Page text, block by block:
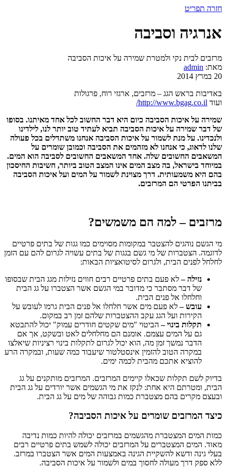
חזרה תפריט
אנרגיה וסביבה
מרזבים לבית נקי ולמטרת שמירה על איכות הסביבה
מאת: admin
20 במרץ 2014
באדיבות בראש הגג – מרזבים, ארגזי רוח, פרגולות
ועוד http://www.bgag.co.il/
שמירה על איכות הסביבה כיום היא דבר החשוב לכל אחד מאיתנו. בסופו
של דבר שמירה על איכות הסביבה תביא לעתיד טוב יותר לנו, לילדינו
ולנכדינו. על מנת לשמור על איכות הסביבה אנחנו משתדלים בכל פעולה
שלנו לדאוג, כי אנחנו לא מזהמים את הסביבה וכמובן שומרים על
המשאבים החשובים שלה. אחד המשאבים החשובים לסביבה הוא המים.
במיוחד בישראל, בה מצב המים אינו המצב הטוב ביותר, חשיבות החיסכון
בהם היא משמעותית. דרך מצוינת לשמור על המים ועל איכות הסביבה
בביתנו הפרטי הם המרזבים.
מרזבים – למה הם משמשים?
מי הגשם נוהגים להצטבר במקומות מסוימים כמו גגות של בתים פרטיים
לדוגמה. הצטברות של מי גשם בגגות של בתים עשויה לגרום להם עם הזמן
לחלחל לפנים הבית, ולגרום לסיטואציות הבאות:
נזילה –לא פעם בתים פרטיים רבים חווים נזילות מגג הבית שבסופו
של דבר מסתבר כי מדובר במי הגשם אשר הצטברו על גג הבית
וחלחלו אל פנים הבית.
עובש –לא פעם מים אשר חלחלו אל פנים הבית גרמו לעובש על
הקירות ועל הגג עקב ההצטברות שלהם זמן רב במקום.
תקלות בינוי –הביטוי "מים שקטים חודרים עמוק" יכול להתבטא
גם על המים עצמם. אומנם הם מחלחלים לאט ובשקט, אך אם
הדבר נמשך זמן מה, הוא יכול לגרום לתקלות בינוי רציניות שיאלצו
במקרה הטוב להזמין אינסטלטור שיעבוד כמה שעות, ובמקרה הרע
להוציא אתכם מהבית לכמה ימים.
בדיוק לשם תקלות שכאלו קיימים המרזבים. המרזבים מותקנים על גג
הבית, ומטרתם היא אחת: לנקז את מי הגשמים אשר יורדים על גג הבית
ובעצם מקרים בהם מצטברת כמות גבוהה של מים על גג הבית.
כיצד המרזבים שומרים על איכות הסביבה?
כמות המים המצטברת מהגשמים במרזבים יכולה להיות כמות נדיבה
מאוד. המים המצטברים על המרזבים יכולה לשמש בתים פרטיים רבים
בעלי גינה ודשא להשקיית הגינה באמצעות המים אשר הצטברו במרזב.
ללא ספק דרך מעולה לחסוך במים ולשמור על איכות הסביבה.